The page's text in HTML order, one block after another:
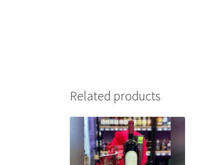
Related products